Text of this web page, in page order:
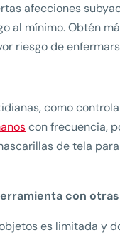
afecciones
al mínimo. Obtén
riesgo de
como
con frecuencia,
de tela
con
es limitada y